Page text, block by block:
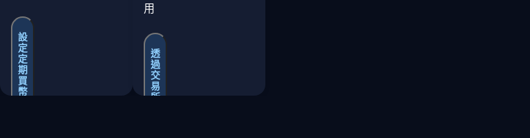
設
定
定
期
買
幣
用
透
過
交
易
所